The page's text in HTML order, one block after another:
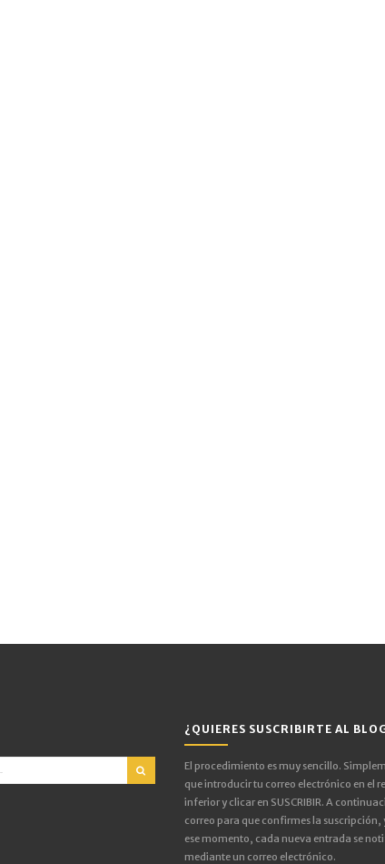
¿QUIERES SUSCRIBIRTE AL
El procedimiento es muy sencillo.
que introducir tu correo electrónico en el
inferior y clicar en SUSCRIBIR. A
correo para que confirmes la suscripción,
ese momento, cada nueva entrada se
mediante un correo electrónico.